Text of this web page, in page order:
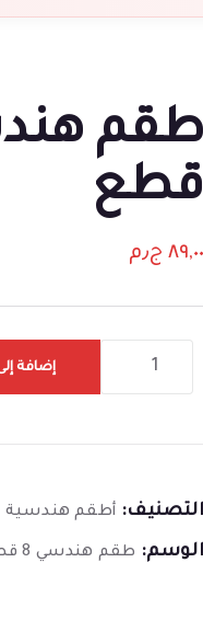
قطع
٨٩,٠٠ ج٫م
إضافة
التصنيف: أطقم هندسية
الوسم: طقم هندسي 8 قطع